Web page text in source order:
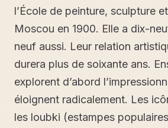
l’École de peinture, sculpture
Moscou en 1900. Elle a dix-
neuf aussi. Leur relation
durera plus de soixante ans.
explorent d’abord
éloignent radicalement. Les
les loubki (estampes